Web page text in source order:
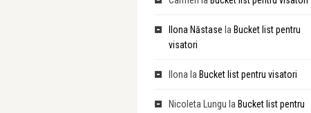
Ilona Năstase la Bucket list pentru
visatori
Ilona la Bucket list pentru visatori
Nicoleta Lungu la Bucket list pentru